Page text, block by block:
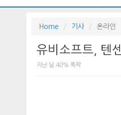
Home 기사 온라인
유비소프트, 텐
지난 달 40% 폭락